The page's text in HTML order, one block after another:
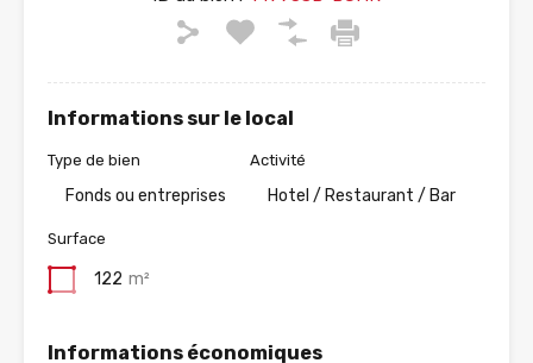
Informations sur le local
Type de bien
Fonds ou entreprises
Activité
Hotel / Restaurant / Bar
Surface
122 m²
Informations économiques